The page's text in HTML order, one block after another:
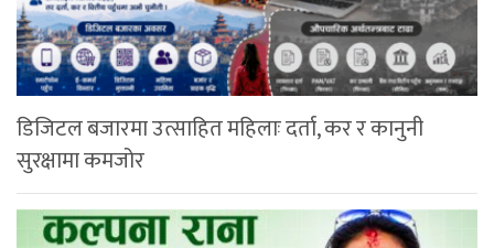
डिजिटल बजारमा उत्साहित महिलाः दर्ता, कर र कानुनी
सुरक्षामा कमजोर